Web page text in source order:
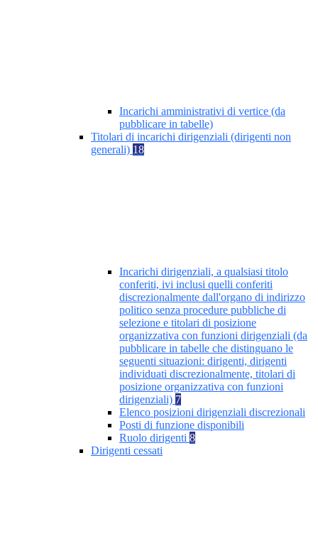
Incarichi amministrativi di vertice (da
pubblicare in tabelle)
Titolari di incarichi dirigenziali (dirigenti non
generali) 18
Incarichi dirigenziali, a qualsiasi titolo
conferiti, ivi inclusi quelli conferiti
discrezionalmente dall'organo di indirizzo
politico senza procedure pubbliche di
selezione e titolari di posizione
organizzativa con funzioni dirigenziali (da
pubblicare in tabelle che distinguano le
seguenti situazioni: dirigenti, dirigenti
individuati discrezionalmente, titolari di
posizione organizzativa con funzioni
dirigenziali) 7
Elenco posizioni dirigenziali discrezionali
Posti di funzione disponibili
Ruolo dirigenti 8
Dirigenti cessati